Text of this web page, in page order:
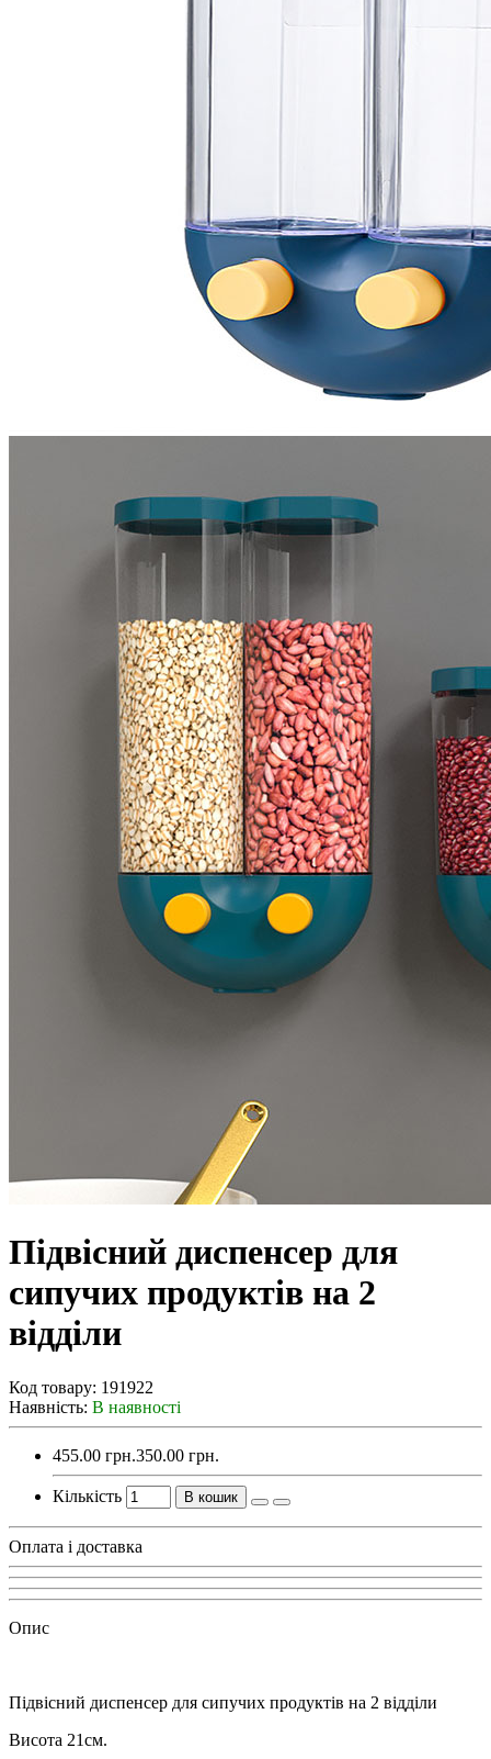
Підвісний диспенсер для
сипучих продуктів на 2
відділи
Код товару: 191922
Наявність: В наявності
455.00 грн.350.00 грн.
Кількість В кошик
Оплата і доставка
Опис
Підвісний диспенсер для сипучих продуктів на 2 відділи
Висота 21см.